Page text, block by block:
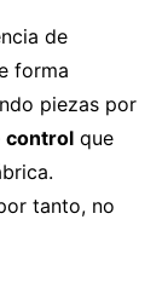
de
forma
piezas por
controlque
tanto, no